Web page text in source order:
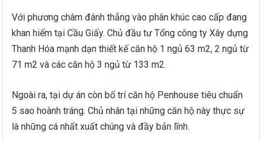
Với phương châm đánh thẳng vào phân khúc cao cấp đang
khan hiếm tại Cầu Giấy. Chủ đầu tư Tổng công ty Xây dựng
Thanh Hóa mạnh dạn thiết kế căn hộ 1 ngủ 63 m2, 2 ngủ từ
71 m2 và các căn hộ 3 ngủ từ 133 m2.
Ngoài ra, tại dự án còn bố trí căn hộ Penhouse tiêu chuẩn
5 sao hoành tráng. Chủ nhân tại những căn hộ này thực sự
là những cá nhất xuất chúng và đầy bản lĩnh.